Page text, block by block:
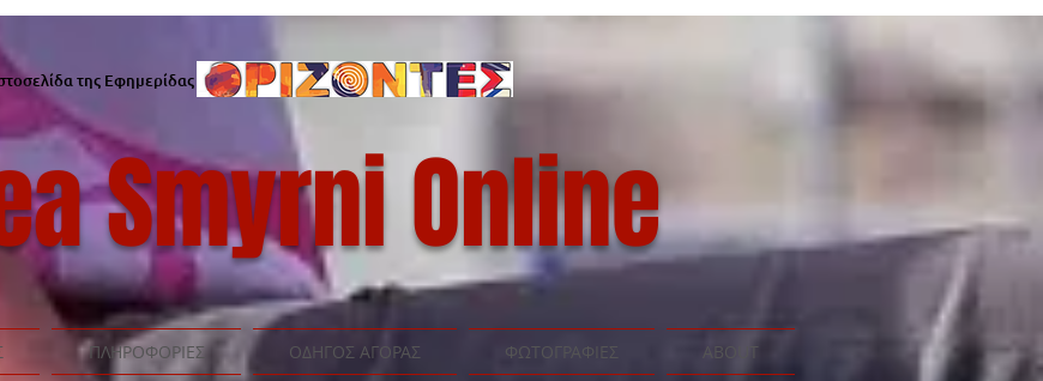
της Εφημερίδας
Smyrni Online
ΠΛΗΡΟΦΟΡΙΕΣ ΟΔΗΓΟΣ ΑΓΟΡΑΣ ΦΩΤΟΓΡΑΦΙΕΣ ABOUT